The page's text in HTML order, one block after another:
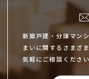
新築戸建・分譲マン
まいに関するさまざ
気軽にご相談ください